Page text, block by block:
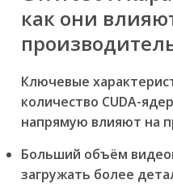
как они
Ключевые
количество CUDA-
напрямую влияют на
Больший объём
загружать более